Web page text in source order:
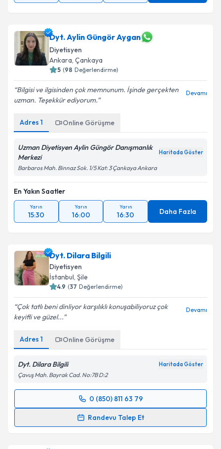
Dyt. Aylin Güngör Aygan
Diyetisyen
Ankara, Çankaya
5 (98 Değerlendirme)
Bilgisi ve ilgisinden çok memnunum. İşinde gerçekten
uzman. Teşekkür ediyorum.
Devamı
Adres 1 Online Görüşme
Uzman Diyetisyen Aylin Güngör Danışmanlık
Merkezi
Haritada Göster
Barbaros Mah. Binnaz Sok. 1/5 Kat: 3 Çankaya Ankara
En Yakın Saatler
Yarın
15:30
Yarın
16:00
Yarın
16:30 Daha Fazla
Dyt. Dilara Bilgili
Diyetisyen
İstanbul, Şile
4.9 (37 Değerlendirme)
Çok tatlı beni dinliyor karşılıklı konuşabiliyoruz çok
keyifli ve güzel...
Devamı
Adres 1 Online Görüşme
Dyt. Dilara Bilgili Haritada Göster
Çavuş Mah. Bayrak Cad. No:7B D:2
0 (850) 811 63 79
Randevu Talep Et
Randevu Takvimi Talebi